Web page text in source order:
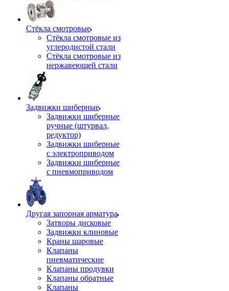
Стёкла смотровые
Стёкла смотровые из
углеродистой стали
Стёкла смотровые из
нержавеющей стали
Задвижки шиберные
Задвижки шиберные
ручные (штурвал,
редуктор)
Задвижки шиберные
с электроприводом
Задвижки шиберные
с пневмоприводом
Другая запорная арматура
Затворы дисковые
Задвижки клиновые
Краны шаровые
Клапаны
пневматические
Клапаны продувки
Клапаны обратные
Клапаны